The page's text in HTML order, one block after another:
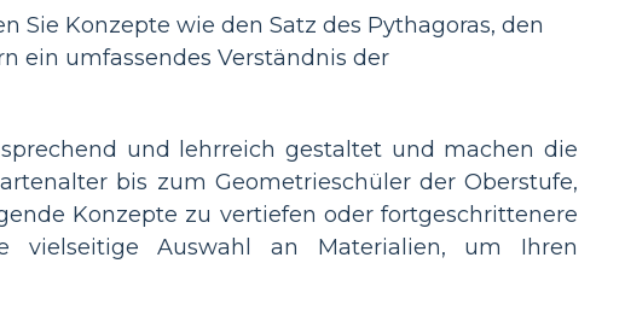
Sie Konzepte wie den Satz des Pythagoras, den
ein umfassendes Verständnis der
und lehrreich gestaltet und machen die
bis zum Geometrieschüler der Oberstufe,
Konzepte zu vertiefen oder fortgeschrittenere
vielseitige Auswahl an Materialien, um Ihren